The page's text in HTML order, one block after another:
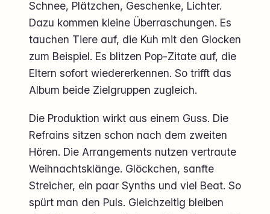
Schnee, Plätzchen, Geschenke, Lichter.
Dazu kommen kleine Überraschungen. Es
tauchen Tiere auf, die Kuh mit den Glocken
zum Beispiel. Es blitzen Pop-Zitate auf, die
Eltern sofort wiedererkennen. So trifft das
Album beide Zielgruppen zugleich.
Die Produktion wirkt aus einem Guss. Die
Refrains sitzen schon nach dem zweiten
Hören. Die Arrangements nutzen vertraute
Weihnachtsklänge. Glöckchen, sanfte
Streicher, ein paar Synths und viel Beat. So
spürt man den Puls. Gleichzeitig bleiben